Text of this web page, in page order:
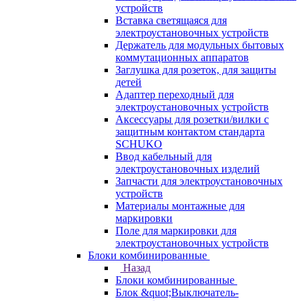
устройств
Вставка светящаяся для
электроустановочных устройств
Держатель для модульных бытовых
коммутационных аппаратов
Заглушка для розеток, для защиты
детей
Адаптер переходный для
электроустановочных устройств
Аксессуары для розетки/вилки с
защитным контактом стандарта
SCHUKO
Ввод кабельный для
электроустановочных изделий
Запчасти для электроустановочных
устройств
Материалы монтажные для
маркировки
Поле для маркировки для
электроустановочных устройств
Блоки комбинированные
Назад
Блоки комбинированные
Блок &quot;Выключатель-